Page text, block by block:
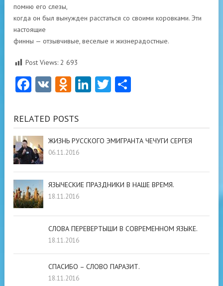
помню его слезы,
когда он был вынужден расстаться со своими коровками. Эти
настоящие
финны — отзывчивые, веселые и жизнерадостные.
Post Views: 2 693
Facebook
VK Odnoklassniki
LinkedIn
Twitter
RELATED POSTS
ЖИЗНЬ РУССКОГО ЭМИГРАНТА ЧЕЧУГИ СЕРГЕЯ
06.11.2016
ЯЗЫЧЕСКИЕ ПРАЗДНИКИ В НАШЕ ВРЕМЯ.
18.11.2016
СЛОВА ПЕРЕВЕРТЫШИ В СОВРЕМЕННОМ ЯЗЫКЕ.
18.11.2016
СПАСИБО – СЛОВО ПАРАЗИТ.
18.11.2016